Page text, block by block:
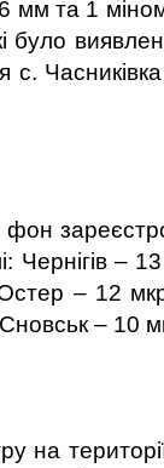
мм та 1
було
с.
фон
Чернігів –
– 12
– 10
на